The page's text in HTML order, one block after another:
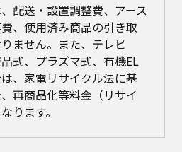
配送・設置調整費、アース
、使用済み商品の引き取
ません。また、テレビ
式、プラズマ式、有機EL
、家電リサイクル法に基
再商品化等料金（リサイ
ります。